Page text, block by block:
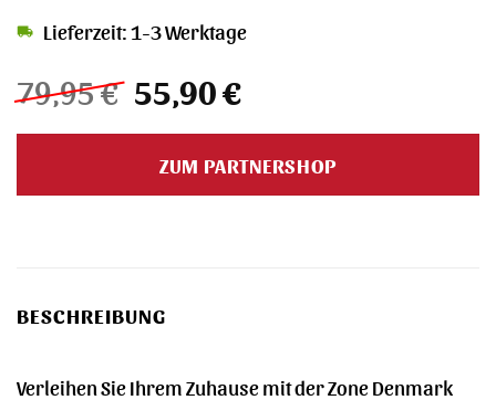
79,95€ Ursprünglicher
Preis
war:
79,95 €
55,90€Aktueller
ist:
55,90 €.
Lieferzeit: 1-3 Werktage
ZUM PARTNERSHOP
BESCHREIBUNG
Verleihen Sie Ihrem Zuhause mit der Zone Denmark